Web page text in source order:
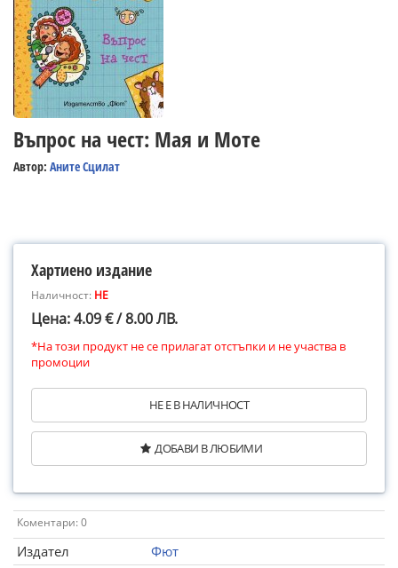
Въпрос на чест: Мая и Моте
Автор: Аните Сцилат
Хартиено издание
Наличност: НЕ
Цена: 4.09 € / 8.00 ЛВ.
*На този продукт не се прилагат отстъпки и не участва в
промоции
НЕ Е В НАЛИЧНОСТ
ДОБАВИ В ЛЮБИМИ
Коментари: 0
Издател
Фют